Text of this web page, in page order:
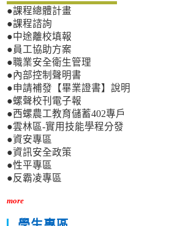
●課程總體計畫
●課程諮詢
●中途離校填報
●員工協助方案
●職業安全衛生管理
●內部控制聲明書
●申請補發【畢業證書】說明
●螺聲校刊電子報
●西螺農工教育儲蓄402專戶
●雲林區-實用技能學程分發
●資安專區
●資訊安全政策
●性平專區
●反霸凌專區
more